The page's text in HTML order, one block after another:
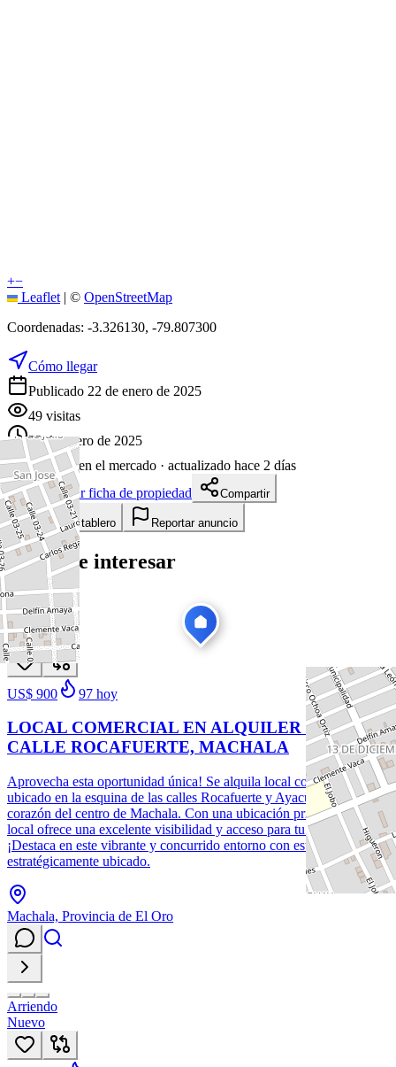
+−
Leaflet | © OpenStreetMap
Coordenadas: -3.326130, -79.807300
Cómo llegar
Publicado 22 de enero de 2025
49 visitas
22 de enero de 2025
564 días en el mercado · actualizado hace 2 días
Descargar ficha de propiedad
Compartir
Añadir a tablero Reportar anuncio
Te puede interesar
Ver todas
Arriendo
Nuevo
US$ 900 97 hoy
LOCAL COMERCIAL EN ALQUILER EN LA
CALLE ROCAFUERTE, MACHALA
Aprovecha esta oportunidad única! Se alquila local comercial
ubicado en la esquina de las calles Rocafuerte y Ayacucho, en el
corazón del centro de Machala. Con una ubicación privilegiada, este
local ofrece una excelente visibilidad y acceso para tu negocio.
¡Destaca en este vibrante y concurrido entorno con este local
estratégicamente ubicado.
Machala, Provincia de El Oro
Arriendo
Nuevo